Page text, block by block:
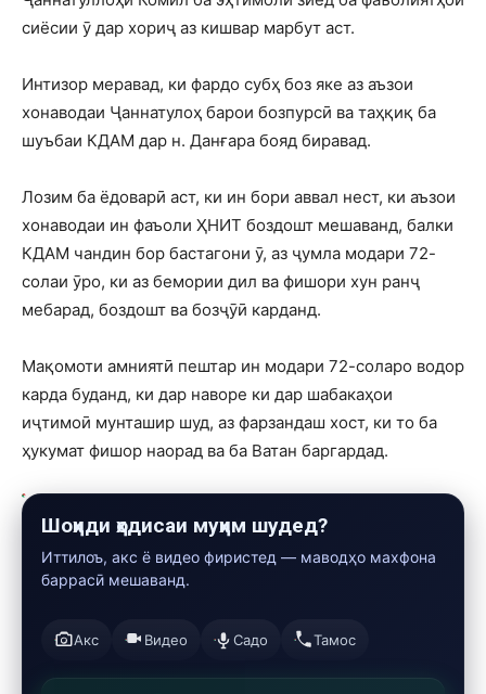
сиёсии ӯ дар хориҷ аз кишвар марбут аст.
Интизор меравад, ки фардо субҳ боз яке аз аъзои
хонаводаи Ҷаннатулоҳ барои бозпурсӣ ва таҳқиқ ба
шуъбаи КДАМ дар н. Данғара бояд биравад.
Лозим ба ёдоварӣ аст, ки ин бори аввал нест, ки аъзои
хонаводаи ин фаъоли ҲНИТ боздошт мешаванд, балки
КДАМ чандин бор бастагони ӯ, аз ҷумла модари 72-
солаи ӯро, ки аз бемории дил ва фишори хун ранҷ
мебарад, боздошт ва бозҷӯӣ карданд.
Мақомоти амниятӣ пештар ин модари 72-соларо водор
карда буданд, ки дар наворе ки дар шабакаҳои
иҷтимоӣ мунташир шуд, аз фарзандаш хост, ки то ба
ҳукумат фишор наорад ва ба Ватан баргардад.
Шоҳиди ҳодисаи муҳим шудед?
Иттилоъ, акс ё видео фиристед — маводҳо махфона
баррасӣ мешаванд.
Акс Видео Садо Тамос